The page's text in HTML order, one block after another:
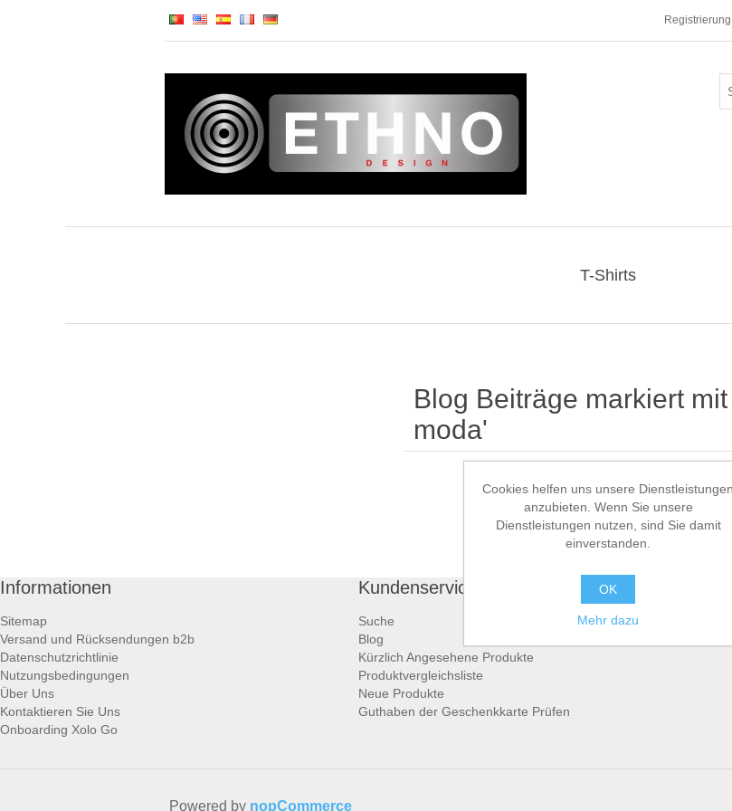
Registrierung
T-Shirts
Blog Beiträge markiert
moda'
Informationen
Sitemap
Versand und Rücksendungen b2b
Datenschutzrichtlinie
Nutzungsbedingungen
Über Uns
Kontaktieren Sie Uns
Onboarding Xolo Go
Kundenservice
Suche
Blog
Kürzlich Angesehene Produkte
Produktvergleichsliste
Neue Produkte
Guthaben der Geschenkkarte Prüfen
Powered by nopCommerce
Cookies helfen uns unsere Dienstleistungen
anzubieten. Wenn Sie unsere
Dienstleistungen nutzen, sind Sie damit
einverstanden.
OK
Mehr dazu